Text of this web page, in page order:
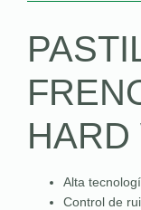
HARD
Alta
Control de